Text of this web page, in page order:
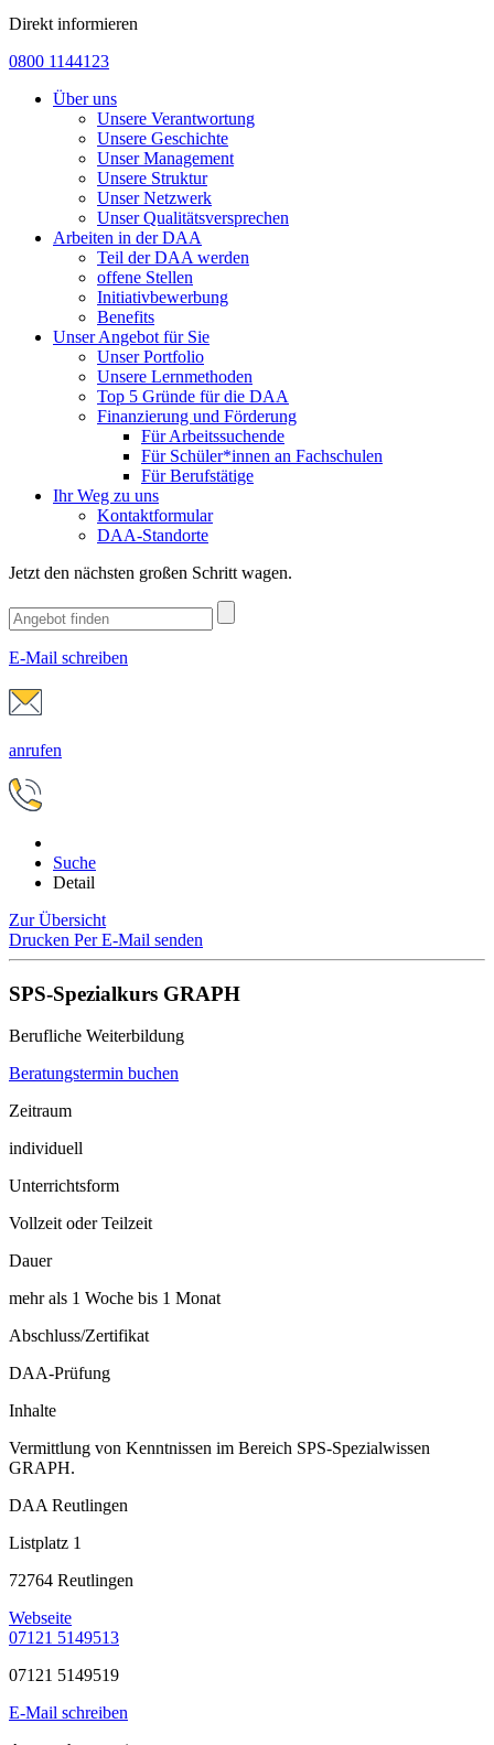
Direkt informieren
0800 1144123
Über uns
Unsere Verantwortung
Unsere Geschichte
Unser Management
Unsere Struktur
Unser Netzwerk
Unser Qualitätsversprechen
Arbeiten in der DAA
Teil der DAA werden
offene Stellen
Initiativbewerbung
Benefits
Unser Angebot für Sie
Unser Portfolio
Unsere Lernmethoden
Top 5 Gründe für die DAA
Finanzierung und Förderung
Für Arbeitssuchende
Für Schüler*innen an Fachschulen
Für Berufstätige
Ihr Weg zu uns
Kontaktformular
DAA-Standorte
Jetzt den nächsten großen Schritt wagen.
E-Mail schreiben
anrufen
Suche
Detail
Zur Übersicht
Drucken Per E-Mail senden
SPS-Spezialkurs GRAPH
Berufliche Weiterbildung
Beratungstermin buchen
Zeitraum
individuell
Unterrichtsform
Vollzeit oder Teilzeit
Dauer
mehr als 1 Woche bis 1 Monat
Abschluss/Zertifikat
DAA-Prüfung
Inhalte
Vermittlung von Kenntnissen im Bereich SPS-Spezialwissen
GRAPH.
DAA Reutlingen
Listplatz 1
72764 Reutlingen
Webseite
07121 5149513
07121 5149519
E-Mail schreiben